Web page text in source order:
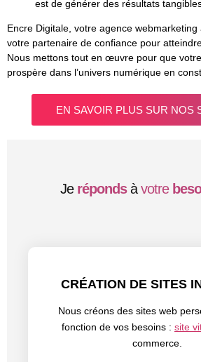
est de générer des résultats
Encre Digitale, votre agence
votre partenaire de confiance pour
Nous mettons tout en œuvre pour que
prospère dans l’univers numérique en
EN SAVOIR PLUS SUR NOS
Je répondsàvotre
CRÉATION DE SITES
Nous créons des sites web
fonction de vos besoins : site
commerce.